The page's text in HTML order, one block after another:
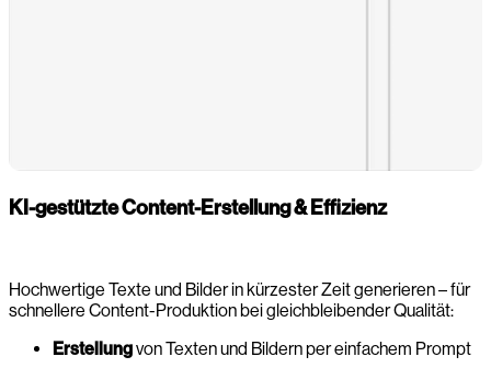
KI-gestützte Content-Erstellung & Effizienz
Hochwertige Texte und Bilder in kürzester Zeit generieren – für
schnellere Content-Produktion bei gleichbleibender Qualität:
Erstellungvon Texten und Bildern per einfachem Prompt